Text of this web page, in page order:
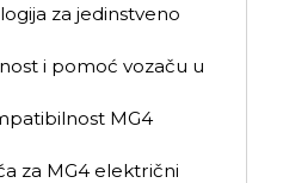
za jedinstveno
i pomoć vozaču u
MG4
za MG4 električni